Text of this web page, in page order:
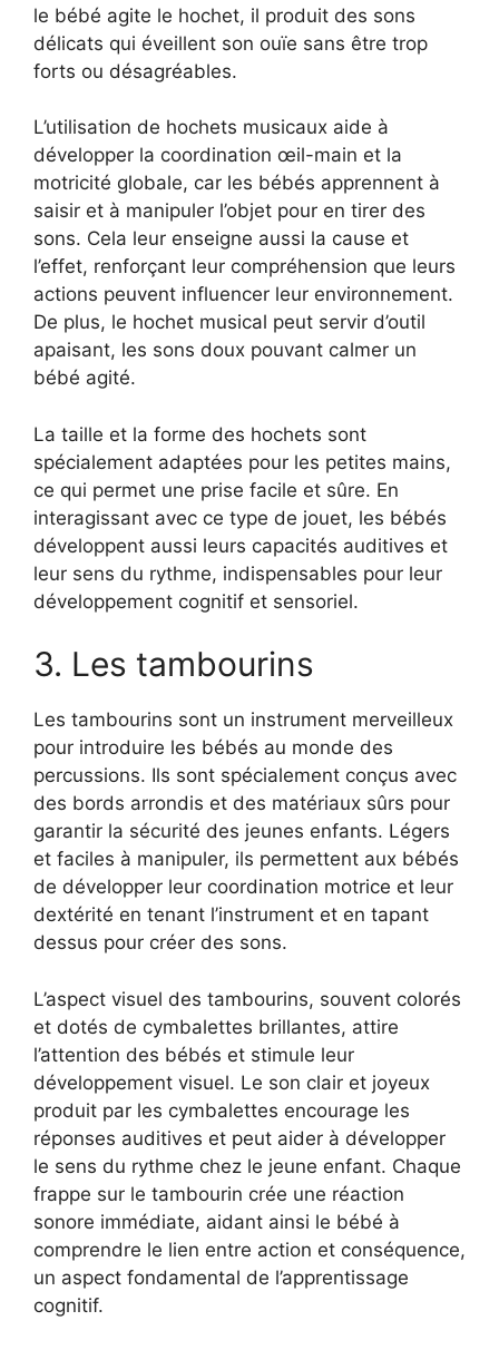
le bébé agite le hochet, il produit des sons
délicats qui éveillent son ouïe sans être trop
forts ou désagréables.
L’utilisation de hochets musicaux aide à
développer la coordination œil-main et la
motricité globale, car les bébés apprennent à
saisir et à manipuler l’objet pour en tirer des
sons. Cela leur enseigne aussi la cause et
l’effet, renforçant leur compréhension que leurs
actions peuvent influencer leur environnement.
De plus, le hochet musical peut servir d’outil
apaisant, les sons doux pouvant calmer un
bébé agité.
La taille et la forme des hochets sont
spécialement adaptées pour les petites mains,
ce qui permet une prise facile et sûre. En
interagissant avec ce type de jouet, les bébés
développent aussi leurs capacités auditives et
leur sens du rythme, indispensables pour leur
développement cognitif et sensoriel.
3. Les tambourins
Les tambourins sont un instrument merveilleux
pour introduire les bébés au monde des
percussions. Ils sont spécialement conçus avec
des bords arrondis et des matériaux sûrs pour
garantir la sécurité des jeunes enfants. Légers
et faciles à manipuler, ils permettent aux bébés
de développer leur coordination motrice et leur
dextérité en tenant l’instrument et en tapant
dessus pour créer des sons.
L’aspect visuel des tambourins, souvent colorés
et dotés de cymbalettes brillantes, attire
l’attention des bébés et stimule leur
développement visuel. Le son clair et joyeux
produit par les cymbalettes encourage les
réponses auditives et peut aider à développer
le sens du rythme chez le jeune enfant. Chaque
frappe sur le tambourin crée une réaction
sonore immédiate, aidant ainsi le bébé à
comprendre le lien entre action et conséquence,
un aspect fondamental de l’apprentissage
cognitif.